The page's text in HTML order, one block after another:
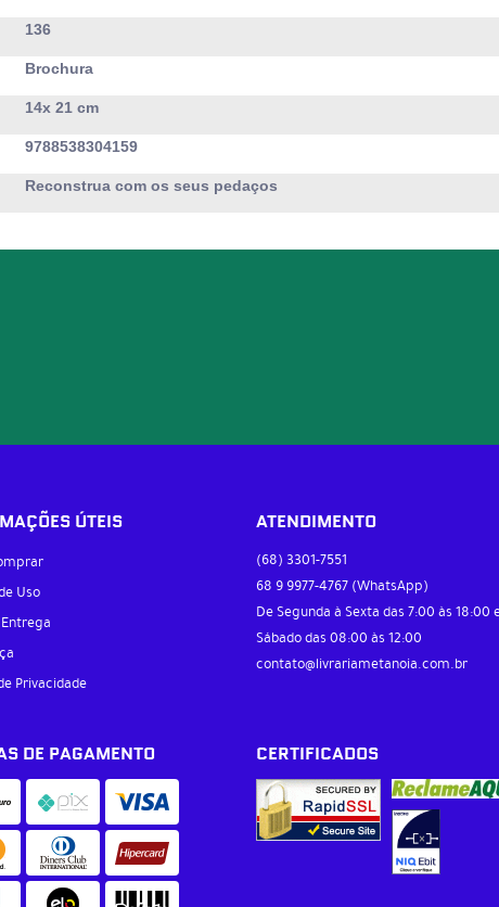
136
Brochura
14x 21 cm
9788538304159
Reconstrua com os seus pedaços
ÚTEIS
Uso
Privacidade
ATENDIMENTO
(68) 3301-7551
68 9 9977-4767 (WhatsApp)
De Segunda à Sexta das 7:00 às 18:00
Sábado das 08:00 às 12:00
contato@livrariametanoia.com.br
DE PAGAMENTO CERTIFICADOS